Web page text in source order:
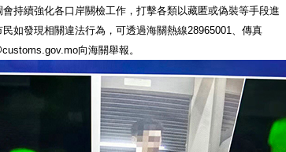
持續強化各口岸關檢工作，打擊各類以藏匿或偽裝等手段進
如發現相關違法行為，可透過海關熱線28965001、傳真
向海關舉報。